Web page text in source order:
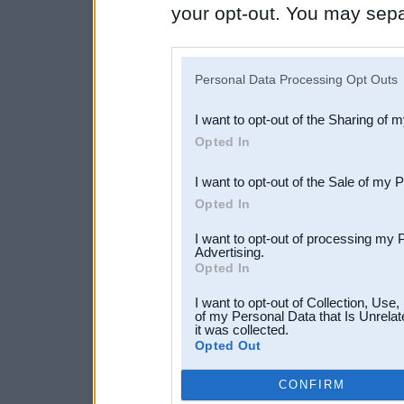
your opt-out. You may
Downstream Participants
third parties.
Personal Data Processing Opt Outs
I want to opt-out of the Sharing of
Opted In
I want to opt-out of the Sale of my
Opted In
I want to opt-out of processing my
Advertising.
Opted In
I want to opt-out of Collection,
of my Personal Data that Is
it was collected.
Opted Out
CONFIRM